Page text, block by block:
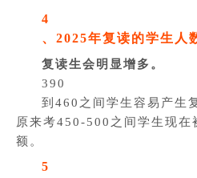
4
、2025年复读的学生人
复读生会明显增多。
390
到460之间学生容易产生
原来考450-500之间学生现在
额。
5